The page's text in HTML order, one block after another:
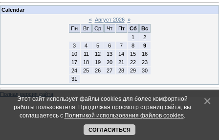
Calendar
« Август 2026 »
Пн
Вт Ср Чт Пт Сб
Вс
1
2
3
4 5 6 7 8
9
10
11 12 13 14 15
16
17
18 19 20 21 22
23
24
25 26 27 28 29
30
31
Полная версия сайта
Этот сайт использует файлы cookies для более комфортной
работы пользователя. Продолжая просмотр страниц сайта, вы
соглашаетесь с Политикой использования файлов cookies.
СОГЛАСИТЬСЯ